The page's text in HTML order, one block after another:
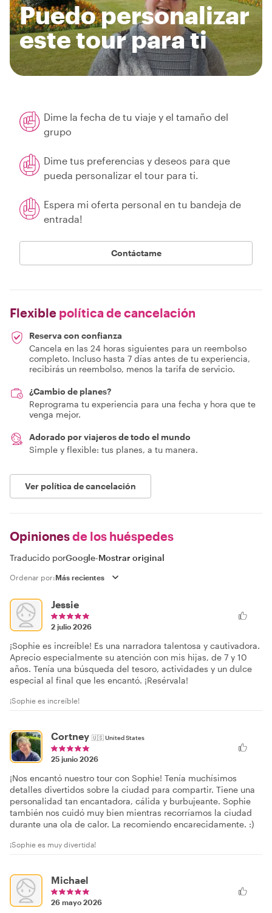
Puedo personalizar
este tour para ti
Dime la fecha de tu viaje y el tamaño del
grupo
Dime tus preferencias y deseos para que
pueda personalizar el tour para ti.
Espera mi oferta personal en tu bandeja de
entrada!
Contáctame
Flexible política de cancelación
Reserva con confianza
Cancela en las 24 horas siguientes para un reembolso
completo. Incluso hasta 7 días antes de tu experiencia,
recibirás un reembolso, menos la tarifa de servicio.
¿Cambio de planes?
Reprograma tu experiencia para una fecha y hora que te
venga mejor.
Adorado por viajeros de todo el mundo
Simple y flexible: tus planes, a tu manera.
Ver política de cancelación
Opinionesde los huéspedes
Traducido porGoogle-Mostrar original
Ordenar por:
Jessie
2 julio 2026
¡Sophie es increíble! Es una narradora talentosa y cautivadora.
Aprecio especialmente su atención con mis hijas, de 7 y 10
años. Tenía una búsqueda del tesoro, actividades y un dulce
especial al final que les encantó. ¡Resérvala!
¡Sophie es increíble!
Cortney 🇺🇸United States
25 junio 2026
¡Nos encantó nuestro tour con Sophie! Tenía muchísimos
detalles divertidos sobre la ciudad para compartir. Tiene una
personalidad tan encantadora, cálida y burbujeante. Sophie
también nos cuidó muy bien mientras recorríamos la ciudad
durante una ola de calor. La recomiendo encarecidamente. :)
¡Sophie es muy divertida!
Michael
26 mayo 2026